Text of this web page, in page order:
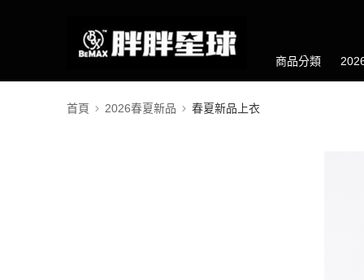
商品分類
首頁 2026春夏新品 春夏新品上衣